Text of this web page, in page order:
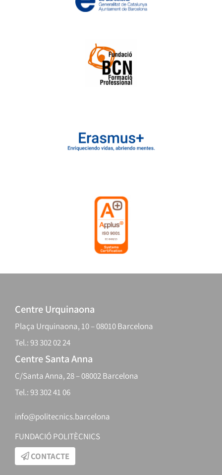
Centre Urquinaona
Plaça Urquinaona, 10 – 08010 Barcelona
Tel.: 93 302 02 24
Centre Santa Anna
C/Santa Anna, 28 – 08002 Barcelona
Tel.: 93 302 41 06
info@politecnics.barcelona
FUNDACIÓ POLITÈCNICS
CONTACTE